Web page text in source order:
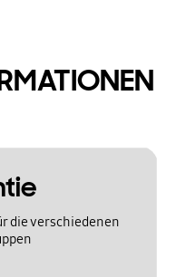
die verschiedenen